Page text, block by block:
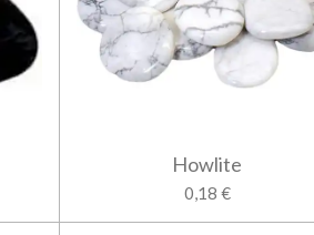
Howlite
0,18 €